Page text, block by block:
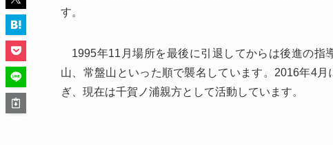
す。
1995年11月場所を最後に引退してからは後進の指
山、常盤山といった順で襲名しています。2016年4
ぎ、現在は千賀ノ浦親方として活動しています。